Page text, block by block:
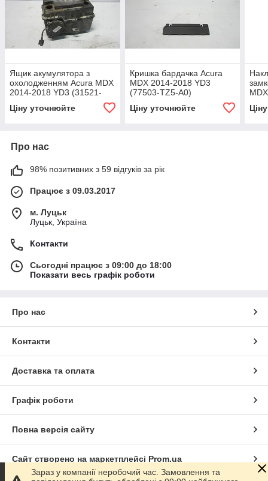
Ящик акумулятора з
охолодженням Acura MDX
2014-2018 YD3 (31521-
TZ5-A0 / 31651-TZ5-A012-
M1)
Ціну уточнюйте
Кришка бардачка Acura
MDX 2014-2018 YD3
(77503-TZ5-A0)
Ціну уточнюйте
Про нас
98% позитивних з 59 відгуків за рік
Працює з 09.03.2017
м. Луцьк
Луцьк, Україна
Контакти
Сьогодні працює з 09:00 до 18:00
Показати весь графік роботи
Про нас
Контакти
Доставка та оплата
Графік роботи
Повна версія сайту
Сайт створено на маркетплейсі Prom.ua
Зараз у компанії неробочий час. Замовлення та